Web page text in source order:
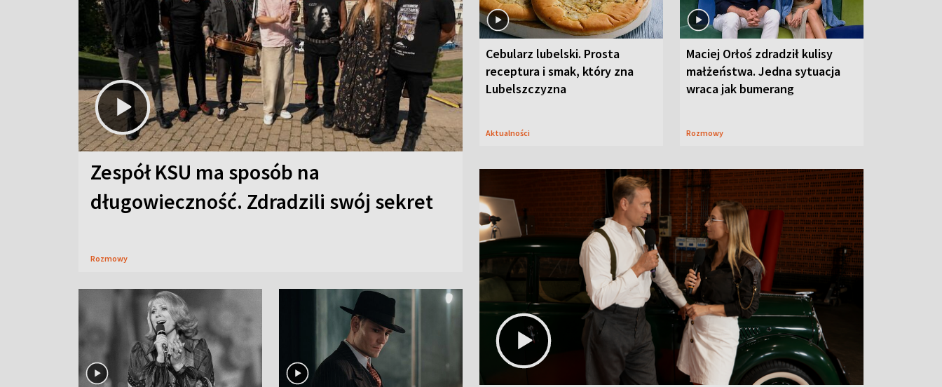
Zespół KSU ma sposób na
długowieczność. Zdradzili swój sekret
Rozmowy
Cebularz lubelski. Prosta
receptura i smak, który zna
Lubelszczyzna
Aktualności
Maciej Orłoś zdradził kulisy
małżeństwa. Jedna sytuacja
wraca jak bumerang
Rozmowy